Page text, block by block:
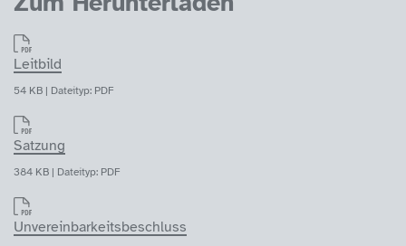
Leitbild
54 KB | Dateityp: PDF
Satzung
384 KB | Dateityp: PDF
Unvereinbarkeitsbeschluss